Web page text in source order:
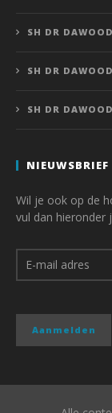
SH DR
SH DR
SH DR
NIEUWSBRIEF
Wil je ook op de
vul dan hieronder